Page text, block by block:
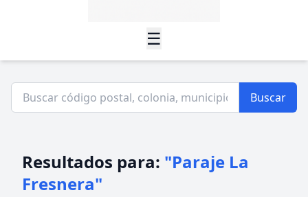
☰
Buscar
Resultados para: "Paraje La
Fresnera"